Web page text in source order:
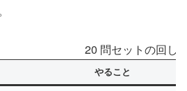
20 問セットの回し
やること